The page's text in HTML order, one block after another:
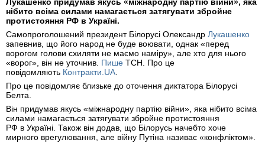
Лукашенко придумав якусь «міжнародну партію війни», яка
нібито всіма силами намагається затягувати збройне
протистояння РФ в Україні.
Самопроголошений президент Білорусі Олександр Лукашенко
запевнив, що його народ не буде воювати, однак «перед
ворогом голови схиляти не маємо наміру», але хто для нього
«ворог», він не уточнив. Пише ТСН. Про це
повідомляють Контракти.UA.
Про це повідомляє близьке до оточення диктатора Білорусі
Белта.
Він придумав якусь «міжнародну партію війни», яка нібито всіма
силами намагається затягувати збройне протистояння
РФ в Україні. Також він додав, що Білорусь начебто хоче
мирного врегулювання, але війну Путіна називає «конфліктом».